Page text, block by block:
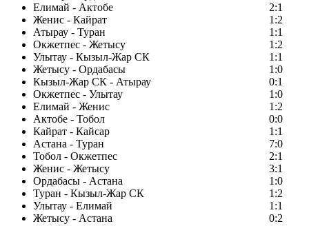
Елимай - Актобе
2:1
Женис - Кайрат
1:2
Атырау - Туран
1:1
Окжетпес - Жетысу
1:2
Улытау - Кызыл-Жар СК
1:1
Жетысу - Ордабасы
1:0
Кызыл-Жар СК - Атырау
0:1
Окжетпес - Улытау
1:0
Елимай - Женис
1:2
Актобе - Тобол
0:0
Кайрат - Кайсар
1:1
Астана - Туран
7:0
Тобол - Окжетпес
2:1
Женис - Жетысу
3:1
Ордабасы - Астана
1:0
Туран - Кызыл-Жар СК
1:2
Улытау - Елимай
1:1
Жетысу - Астана
0:2